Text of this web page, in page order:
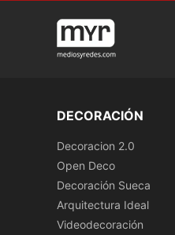
DECORACIÓN
Decoracion 2.0
Open Deco
Decoración Sueca
Arquitectura Ideal
Videodecoración